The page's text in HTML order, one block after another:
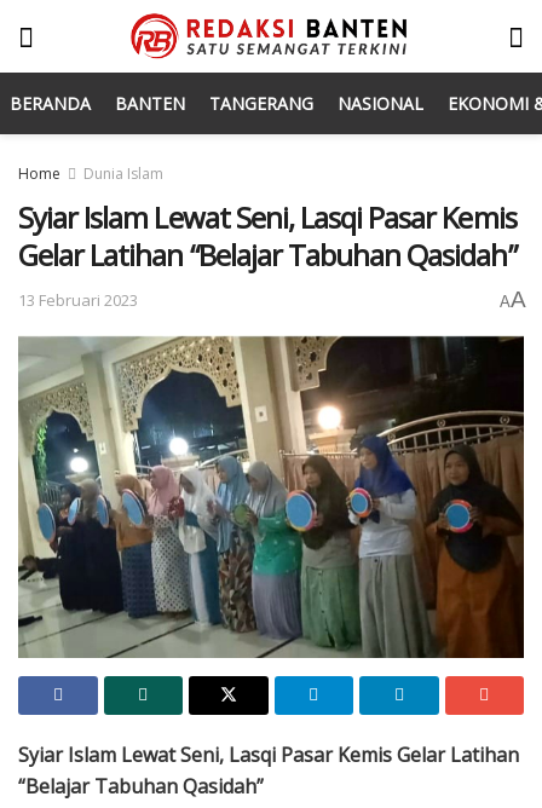
BERANDA BANTEN TANGERANG NASIONAL EKONOMI
Home Dunia Islam
Syiar Islam Lewat Seni, Lasqi Pasar Kemis
Gelar Latihan “Belajar Tabuhan Qasidah”
13 Februari 2023 AA
Salah satu team qasidah di Pasar Kemis tengah berlatih
Syiar Islam Lewat Seni, Lasqi Pasar Kemis Gelar Latihan
“Belajar Tabuhan Qasidah”